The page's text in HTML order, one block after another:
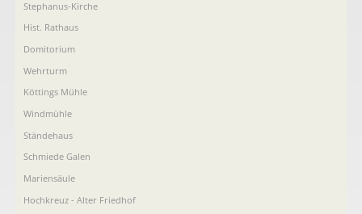
Stephanus-Kirche
Hist. Rathaus
Domitorium
Wehrturm
Köttings Mühle
Windmühle
Ständehaus
Schmiede Galen
Mariensäule
Hochkreuz - Alter Friedhof